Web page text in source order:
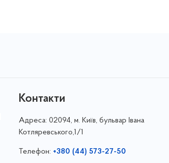
Контакти
Адреса: 02094, м. Київ, бульвар Івана
Котляревського,1/1
Телефон: +380 (44) 573-27-50